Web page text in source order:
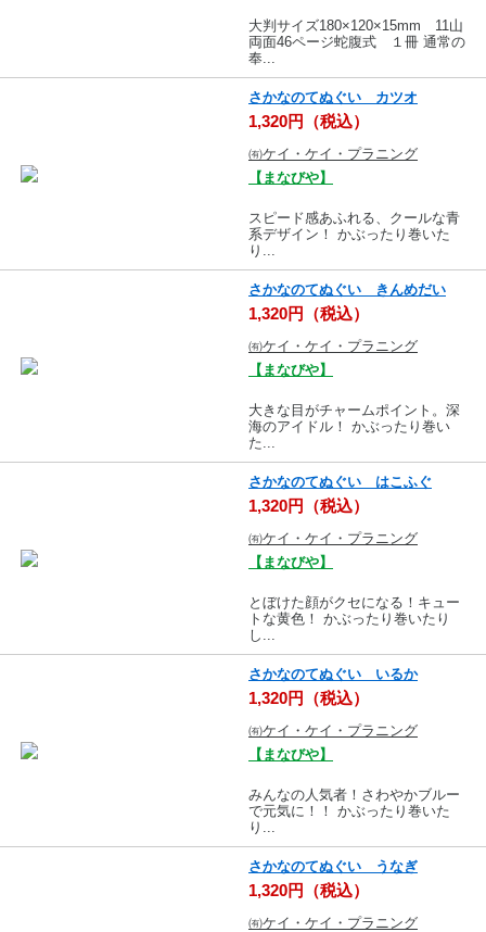
大判サイズ180×120×15mm 11山
両面46ページ蛇腹式 １冊 通常の
奉...
さかなのてぬぐい カツオ
1,320円（税込）
㈲ケイ・ケイ・プラニング
【まなびや】
スピード感あふれる、クールな青
系デザイン！ かぶったり巻いた
り...
さかなのてぬぐい きんめだい
1,320円（税込）
㈲ケイ・ケイ・プラニング
【まなびや】
大きな目がチャームポイント。深
海のアイドル！ かぶったり巻い
た...
さかなのてぬぐい はこふぐ
1,320円（税込）
㈲ケイ・ケイ・プラニング
【まなびや】
とぼけた顔がクセになる！キュー
トな黄色！ かぶったり巻いたり
し...
さかなのてぬぐい いるか
1,320円（税込）
㈲ケイ・ケイ・プラニング
【まなびや】
みんなの人気者！さわやかブルー
で元気に！！ かぶったり巻いた
り...
さかなのてぬぐい うなぎ
1,320円（税込）
㈲ケイ・ケイ・プラニング